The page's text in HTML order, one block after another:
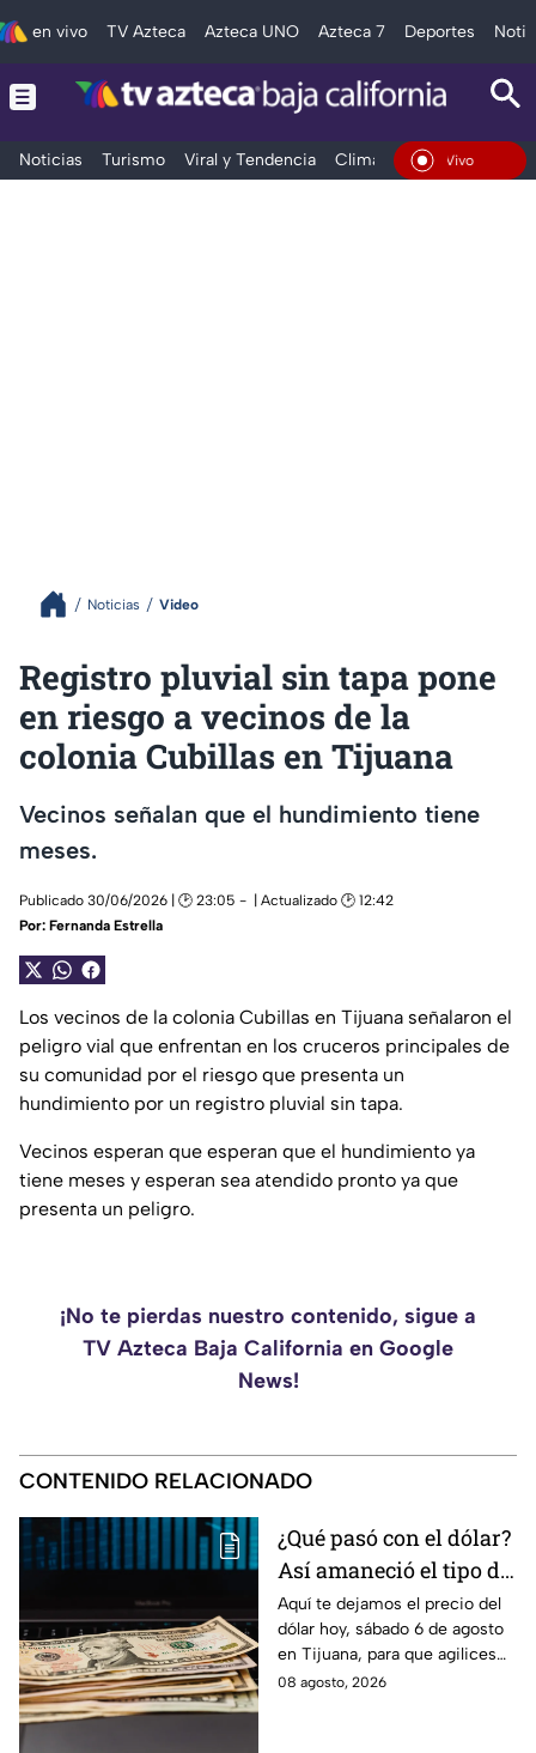
en vivo TV Azteca Azteca UNO Azteca 7 Deportes
Noticias Turismo Viral y Tendencia Clima Deportes
En Vivo
Noticias Video
Registro pluvial sin tapa pone
en riesgo a vecinos de la
colonia Cubillas en Tijuana
Vecinos señalan que el hundimiento tiene
meses.
Publicado 30/06/2026 | 🕑 23:05
| Actualizado 🕑 12:42
Por: Fernanda Estrella
Los vecinos de la colonia Cubillas en Tijuana señalaron el
peligro vial que enfrentan en los cruceros principales de
su comunidad por el riesgo que presenta un
hundimiento por un registro pluvial sin tapa.
Vecinos esperan que esperan que el hundimiento ya
tiene meses y esperan sea atendido pronto ya que
presenta un peligro.
¡No te pierdas nuestro contenido, sigue a
TV Azteca Baja California en Google
News!
CONTENIDO RELACIONADO
¿Qué pasó con el dólar?
Así amaneció el tipo de
cambio hoy sábado 8 de
agosto en Tijuana
Aquí te dejamos el precio del
dólar hoy, sábado 6 de agosto
en Tijuana, para que agilices
tus cambios, compras y
08 agosto, 2026